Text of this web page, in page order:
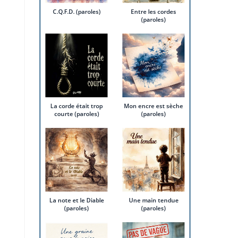
C.Q.F.D. (paroles)
Entre les cordes
(paroles)
La corde était trop
courte (paroles)
Mon encre est sèche
(paroles)
La note et le Diable
(paroles)
Une main tendue
(paroles)